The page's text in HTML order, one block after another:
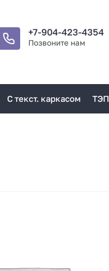
+7-904-423-4354
Позвоните нам
С текст. каркасом ТЭП